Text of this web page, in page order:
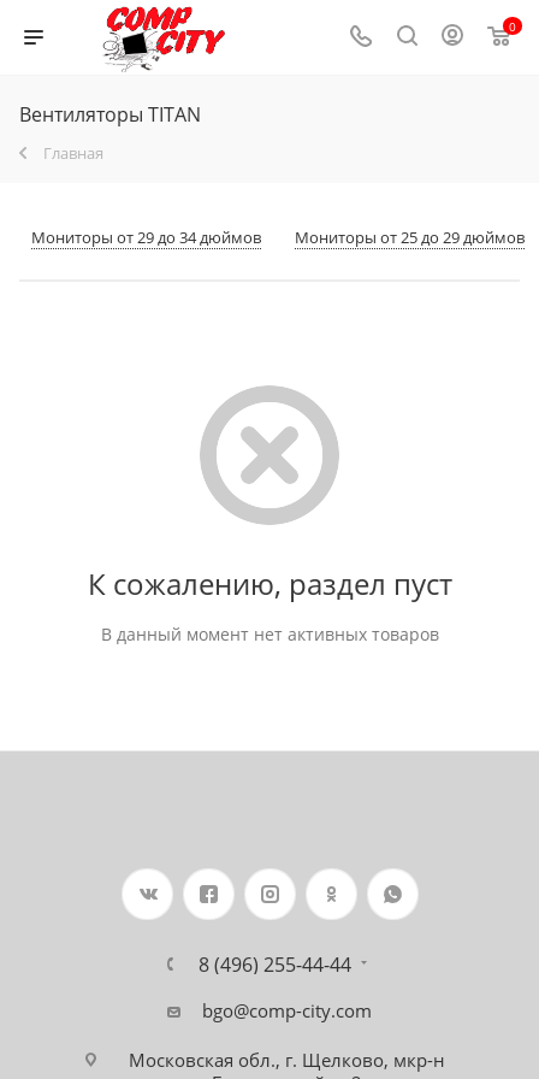
0
Вентиляторы TITAN
Главная
Мониторы от 29 до 34 дюймов Мониторы от 25 до 29 дюймов
К сожалению, раздел пуст
В данный момент нет активных товаров
8 (496) 255-44-44
bgo@comp-city.com
Московская обл., г. Щелково, мкр-н